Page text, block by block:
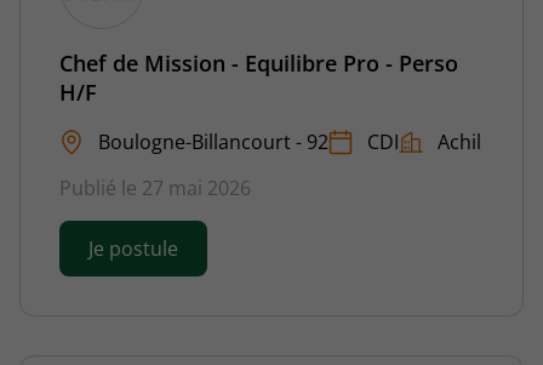
Chef de Mission - Equilibre Pro - Perso
H/F
Boulogne-Billancourt - 92 CDI
Achil
Publié le 27 mai 2026
Je postule